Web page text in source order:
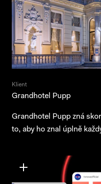
Klient
Grandhotel Pupp
Grandhotel Pupp zná
to, aby ho znal úplně